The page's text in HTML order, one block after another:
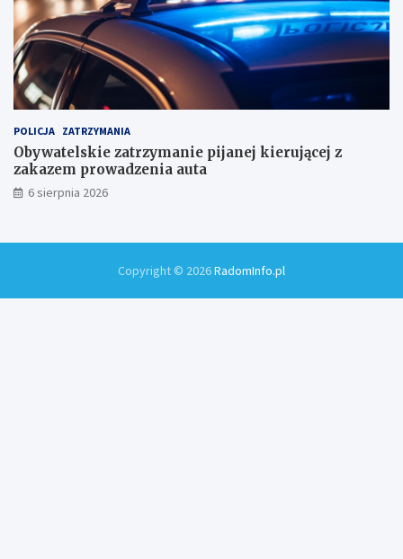
POLICJA ZATRZYMANIA
Obywatelskie zatrzymanie pijanej kierującej z
zakazem prowadzenia auta
6 sierpnia 2026
Copyright © 2026RadomInfo.pl